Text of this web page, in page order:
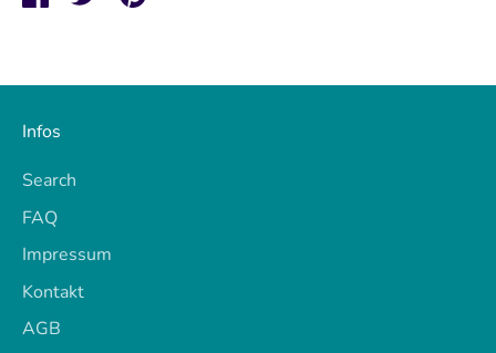
Infos
Search
FAQ
Impressum
Kontakt
AGB